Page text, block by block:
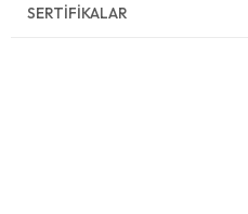
SERTIFIKALAR